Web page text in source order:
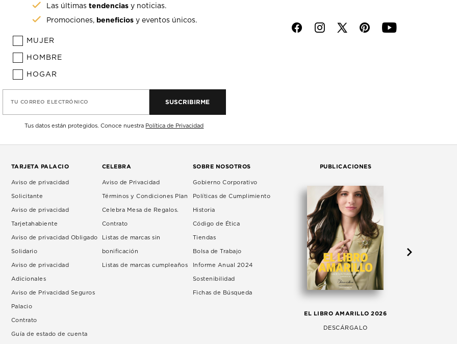
Las últimastendencias y noticias.
Promociones, beneficios y eventos únicos.
MUJER
HOMBRE
HOGAR
TU CORREO ELECTRÓNICO SUSCRIBIRME
Tus datos están protegidos. Conoce nuestra Política de Privacidad
f i p y
TARJETA PALACIO
Aviso de privacidad
Solicitante
Aviso de privacidad
Tarjetahabiente
Aviso de privacidad Obligado
Solidario
Aviso de privacidad
Adicionales
Aviso de Privacidad Seguros
Palacio
Contrato
Guía de estado de cuenta
CELEBRA
Aviso de Privacidad
Términos y Condiciones Plan
Celebra Mesa de Regalos.
Contrato
Listas de marcas sin
bonificación
Listas de marcas cumpleaños
SOBRE NOSOTROS
Gobierno Corporativo
Políticas de Cumplimiento
Historia
Código de Ética
Tiendas
Bolsa de Trabajo
Informe Anual 2024
Sostenibilidad
Fichas de Búsqueda
PUBLICACIONES
EL LIBRO AMARILLO 2026
DESCÁRGALO